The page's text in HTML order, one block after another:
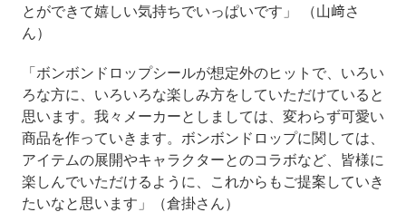
とができて嬉しい気持ちでいっぱいです」 （山﨑さ
ん）
「ボンボンドロップシールが想定外のヒットで、いろい
ろな方に、いろいろな楽しみ方をしていただけていると
思います。我々メーカーとしましては、変わらず可愛い
商品を作っていきます。ボンボンドロップに関しては、
アイテムの展開やキャラクターとのコラボなど、皆様に
楽しんでいただけるように、これからもご提案していき
たいなと思います」（倉掛さん）